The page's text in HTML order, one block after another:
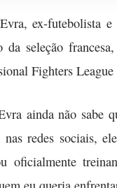
ex-futebolista
da seleção
Fighters
ainda não sabe
nas redes sociais,
oficialmente